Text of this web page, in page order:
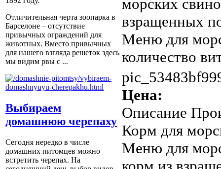
Отличительная черта зоопарка в
Барселоне – отсутствие
привычных ограждений для
животных. Вместо привычных
для нашего взгляда решеток здесь
мы видим рвы с ...
Выбираем
домашнюю черепаху
Сегодня нередко в числе
домашних питомцев можно
встретить черепах. На
морских
взращенных
Меню для
количество
Цена:
Описание
Корм для
Меню для